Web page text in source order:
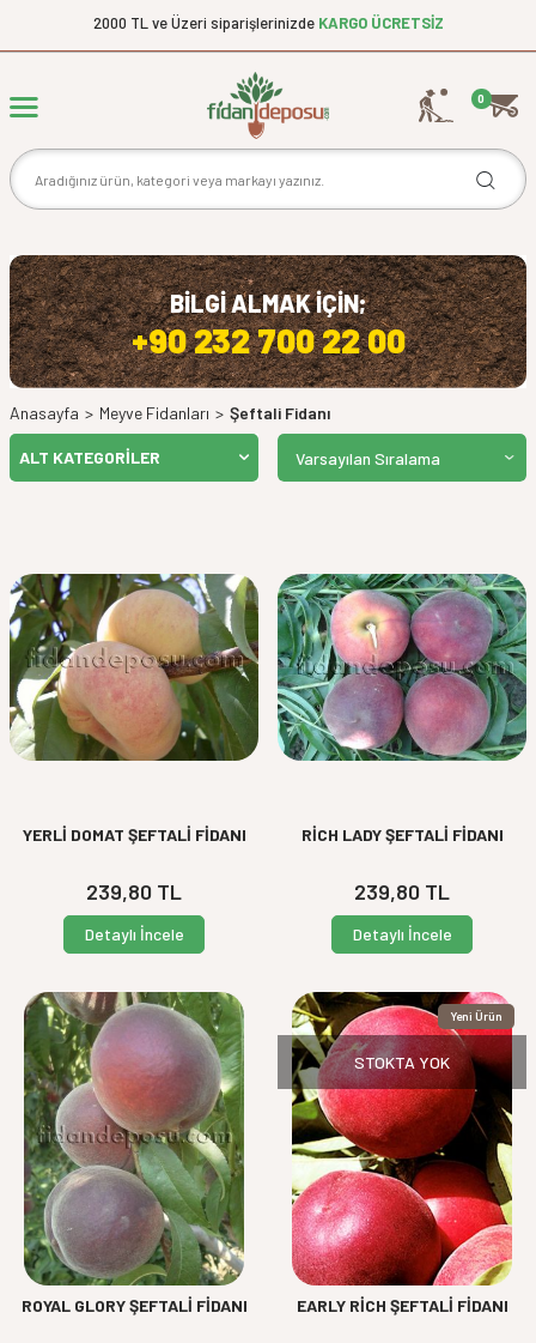
2000 TL ve Üzeri siparişlerinizde KARGO ÜCRETSİZ
0
BİLGİ ALMAK İÇİN;
+90 232 700 22 00
Anasayfa > Meyve Fidanları > Şeftali Fidanı
ALT KATEGORILER
YERLİ DOMAT ŞEFTALİ FİDANI
239,80 TL
Detaylı İncele
RİCH LADY ŞEFTALİ FİDANI
239,80 TL
Detaylı İncele
ROYAL GLORY ŞEFTALİ FİDANI
Yeni Ürün
STOKTA YOK
EARLY RİCH ŞEFTALİ FİDANI